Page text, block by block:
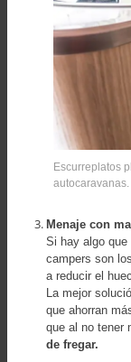
Escurreplatos
autocaravanas.
Menaje con
Si hay algo
campers son
a reducir el
La mejor
que ahorran
que al no tener
de fregar.